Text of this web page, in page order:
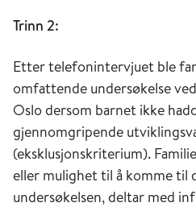
Trinn 2:
Etter telefonintervjuet ble
omfattende undersøkelse
Oslo dersom barnet ikke
gjennomgripende
(eksklusjonskriterium).
eller mulighet til å komme til
undersøkelsen, deltar med